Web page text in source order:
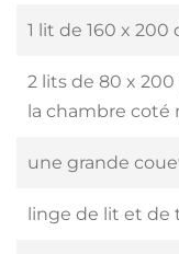
1 lit de 160 x
2 lits de 80 x
la chambre coté
une grande
linge de lit et de